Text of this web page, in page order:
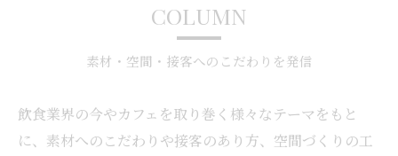
COLUMN
素材・空間・接客へのこだわりを発信
飲食業界の今やカフェを取り巻く様々なテーマをもと
に、素材へのこだわりや接客のあり方、空間づくりの工